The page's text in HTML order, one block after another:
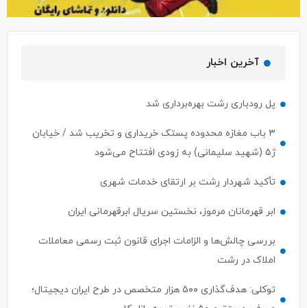
آخرین اخبار
پل رودباری رشت بهره‌برداری شد
۳ باب مغازه محدوده پستک خریداری و تخریب شد / خیابان
ژ۵ (شهید سلیمانی) به زودی افتتاح می‌شود
تأکید شهردار رشت بر ارتقای خدمات شهری
ابر قهرمانان مرموز، نخستین سریال ابرقهرمانی ایران
بررسی چالش‌ها و الزامات اجرای قانون ثبت رسمی معاملات
املاک در رشت
توکلی: هدف‌گذاری ۵۰۰ هزار متخصص در طرح ایران دیجیتال؛